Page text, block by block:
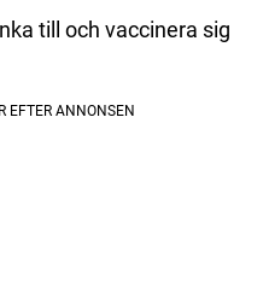
till och vaccinera sig